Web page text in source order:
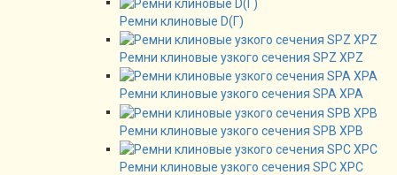
Ремни клиновые D(Г)
Ремни клиновые узкого сечения SPZ XPZ
Ремни клиновые узкого сечения SPA XPA
Ремни клиновые узкого сечения SPB XPB
Ремни клиновые узкого сечения SPC XPC